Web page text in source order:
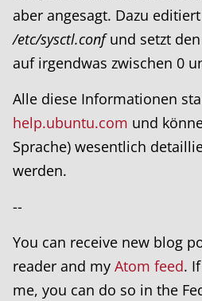
aber angesagt. Dazu
/etc/sysctl.confund setzt
auf irgendwas zwischen 0
Alle diese Informationen
help.ubuntu.com und
Sprache) wesentlich
werden.
--
You can receive new blog
reader and my Atom feed.
me, you can do so in the